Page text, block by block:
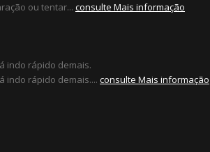
ou tentar... consulte Mais informação
indo rápido demais.
indo rápido demais.... consulte Mais informação